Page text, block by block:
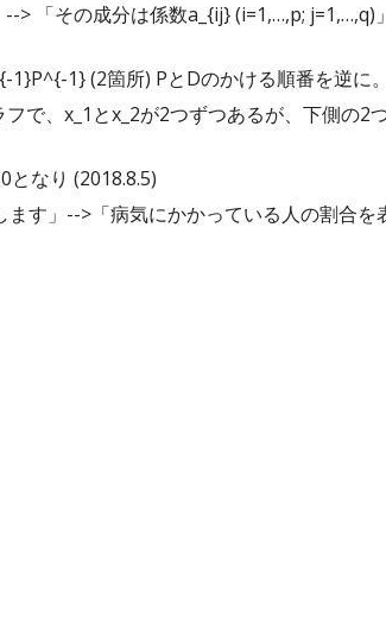
> 「その成分は係数a_{ij} (i=1,…,p;
1} (2箇所) PとDのかける順番を逆に
で、x_1とx_2が2つずつあるが、下側の2
となり (2018.8.5)
す」-->「病気にかかっている人の割合